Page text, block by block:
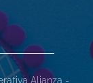
Alianza -